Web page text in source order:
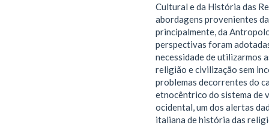
Cultural e da História das
abordagens provenientes
principalmente, da
perspectivas foram
necessidade de utilizarmos
religião e civilização sem
problemas decorrentes do
etnocêntrico do sistema de
ocidental, um dos alertas
italiana de história das